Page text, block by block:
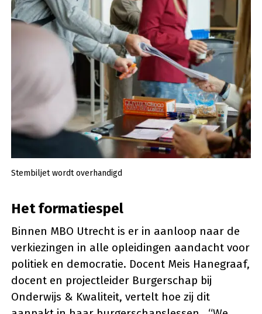
Stembiljet wordt overhandigd
Het formatiespel
Binnen MBO Utrecht is er in aanloop naar de
verkiezingen in alle opleidingen aandacht voor
politiek en democratie. Docent Meis Hanegraaf,
docent en projectleider Burgerschap bij
Onderwijs & Kwaliteit, vertelt hoe zij dit